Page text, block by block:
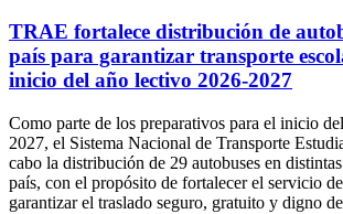
TRAE fortalece distribución de
país para garantizar transporte
inicio del año lectivo 2026-2027
Como parte de los preparativos para el inicio
2027, el Sistema Nacional de Transporte
cabo la distribución de 29 autobuses en
país, con el propósito de fortalecer el servicio
garantizar el traslado seguro, gratuito y digno